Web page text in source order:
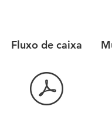
Fluxo de caixa